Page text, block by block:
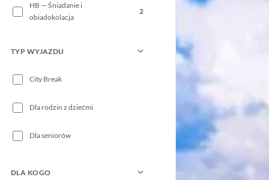
HB — Śniadanie i
obiadokolacja
2
TYP WYJAZDU
City Break
Dla rodzin z dziećmi
Dla seniorów
DLA KOGO